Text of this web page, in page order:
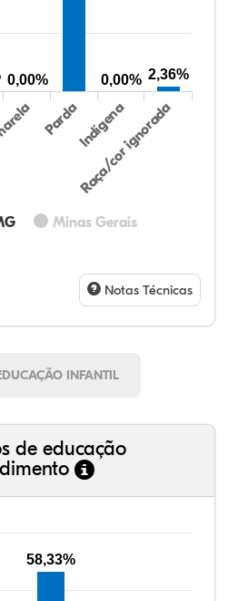
Minas Gerais
PardaIndígena
Raça/cor ignorada
0,00% 0,00% 2,36%
Notas Técnicas
INFANTIL
de educação
58,33%